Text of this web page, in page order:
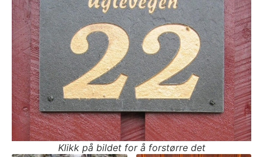
Klikk på bildet for å forstørre det